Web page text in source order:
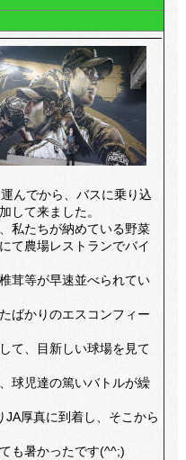
んでから、バスに乗り込
して来ました。
私たちが納めている野菜
て農場レストランでバイ
茸等が早速並べられてい
ばかりのエスコンフィー
て、目新しい球場を見て
球児達の篤いバトルが繰
厚真に到着し、そこから
も暑かったです(^^;)